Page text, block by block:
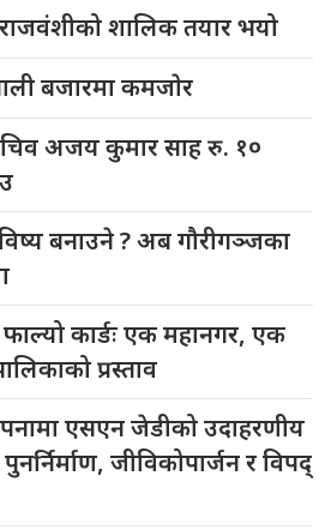
शालिक तयार भयो
बजारमा कमजाेर
अजय कुमार साह रु. १०
बनाउने ? अब गौरीगञ्जका
कार्डः एक महानगर, एक
प्रस्ताव
एसएन जेडीको उदाहरणीय
जीविकोपार्जन र विपद्